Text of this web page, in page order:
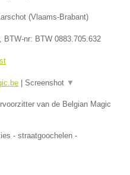
(Vlaams-Brabant)
, BTW-nr: BTW 0883.705.632
Screenshot ▼
van de Belgian Magic
- straatgoochelen -